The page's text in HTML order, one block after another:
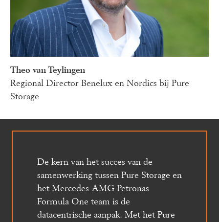
Theo van Teylingen
Regional Director Benelux en Nordics bij Pure
Storage
De kern van het succes van de
samenwerking tussen Pure Storage en
het Mercedes-AMG Petronas
Formula One team is de
datacentrische aanpak. Met het Pure